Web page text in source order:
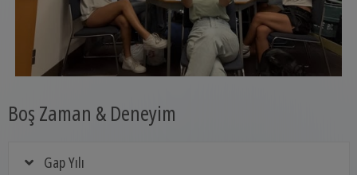
Boş Zaman & Deneyim
Gap Yılı